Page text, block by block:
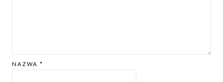
NAZWA *